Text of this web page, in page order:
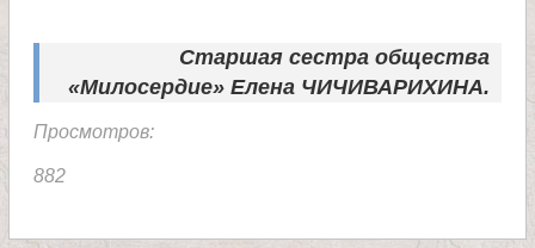
ц
ы
К
Старшая сестра общества
«Милосердие» Елена ЧИЧИВАРИХИНА.
Просмотров:
882